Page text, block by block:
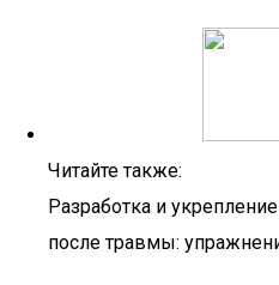
Читайте также:
Разработка и
после травмы: